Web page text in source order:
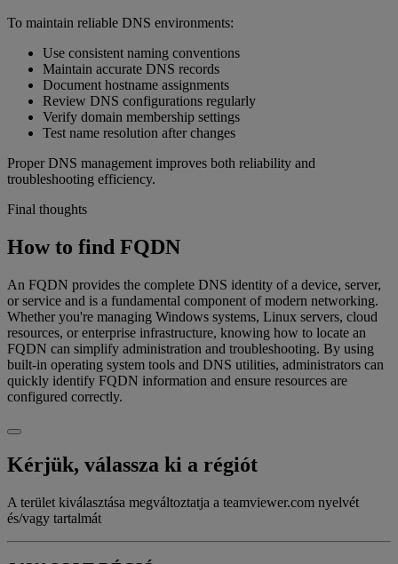
To maintain reliable DNS environments:
Use consistent naming conventions
Maintain accurate DNS records
Document hostname assignments
Review DNS configurations regularly
Verify domain membership settings
Test name resolution after changes
Proper DNS management improves both reliability and
troubleshooting efficiency.
Final thoughts
How to find FQDN
An FQDN provides the complete DNS identity of a device, server,
or service and is a fundamental component of modern networking.
Whether you're managing Windows systems, Linux servers, cloud
resources, or enterprise infrastructure, knowing how to locate an
FQDN can simplify administration and troubleshooting. By using
built-in operating system tools and DNS utilities, administrators can
quickly identify FQDN information and ensure resources are
configured correctly.
Kérjük, válassza ki a régiót
A terület kiválasztása megváltoztatja a teamviewer.com nyelvét
és/vagy tartalmát